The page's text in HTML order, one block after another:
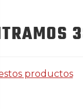
productos